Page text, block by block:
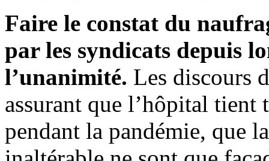
Faire le constat du
par les syndicats depuis
l’unanimité. Les discours
assurant que l’hôpital
pendant la pandémie, que